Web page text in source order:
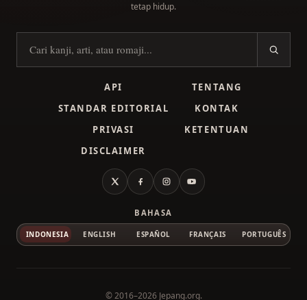
tetap hidup.
Cari kanji
API
TENTANG
STANDAR EDITORIAL
KONTAK
PRIVASI
KETENTUAN
DISCLAIMER
X FacebookInstagramYouTube
BAHASA
INDONESIA ENGLISH ESPAÑOL FRANÇAIS PORTUGUÊS
© 2016–2026 Jepang.org.